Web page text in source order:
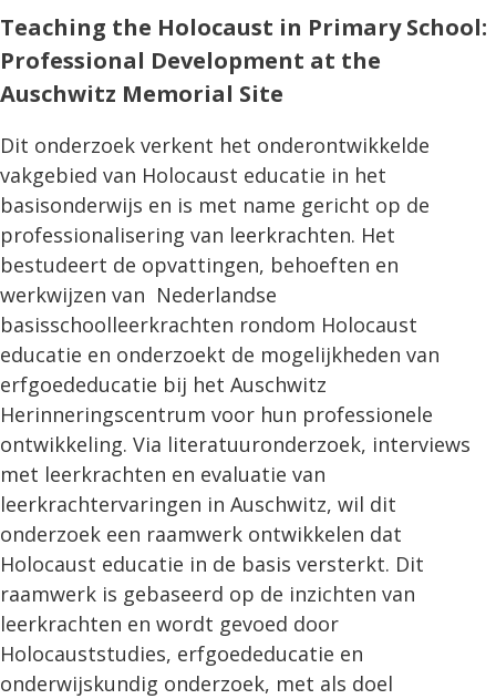
Teaching the Holocaust in Primary School:
Professional Development at the
Auschwitz Memorial Site
Dit onderzoek verkent het onderontwikkelde
vakgebied van Holocaust educatie in het
basisonderwijs en is met name gericht op de
professionalisering van leerkrachten. Het
bestudeert de opvattingen, behoeften en
werkwijzen van Nederlandse
basisschoolleerkrachten rondom Holocaust
educatie en onderzoekt de mogelijkheden van
erfgoededucatie bij het Auschwitz
Herinneringscentrum voor hun professionele
ontwikkeling. Via literatuuronderzoek, interviews
met leerkrachten en evaluatie van
leerkrachtervaringen in Auschwitz, wil dit
onderzoek een raamwerk ontwikkelen dat
Holocaust educatie in de basis versterkt. Dit
raamwerk is gebaseerd op de inzichten van
leerkrachten en wordt gevoed door
Holocauststudies, erfgoededucatie en
onderwijskundig onderzoek, met als doel